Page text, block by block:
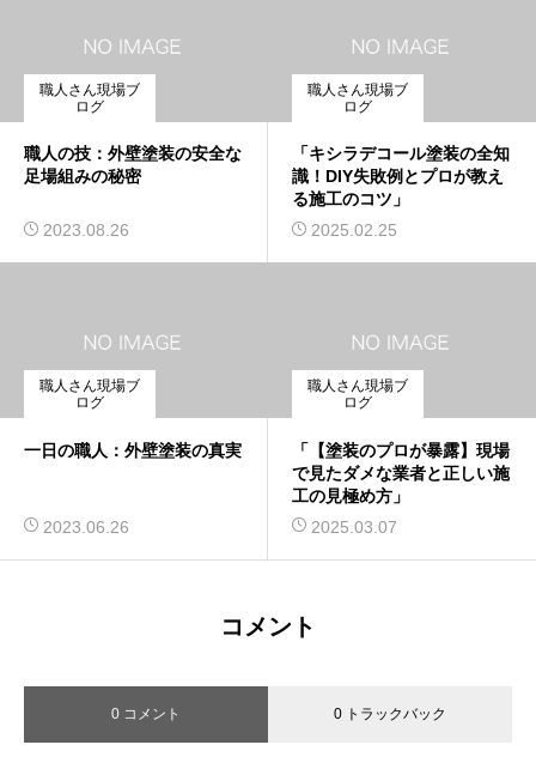
職人さん現場ブ
ログ
職人の技：外壁塗装の安全な
足場組みの秘密
2023.08.26
職人さん現場ブ
ログ
「キシラデコール塗装の全知
識！DIY失敗例とプロが教え
る施工のコツ」
2025.02.25
職人さん現場ブ
ログ
一日の職人：外壁塗装の真実
2023.06.26
職人さん現場ブ
ログ
「【塗装のプロが暴露】現場
で見たダメな業者と正しい施
工の見極め方」
2025.03.07
コメント
0 コメント 0 トラックバック